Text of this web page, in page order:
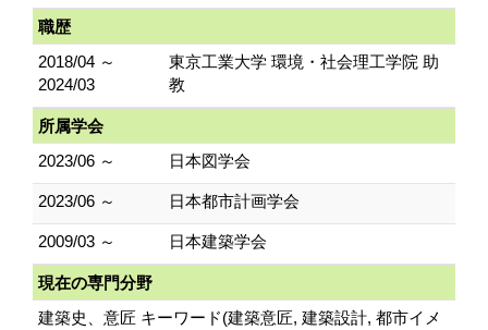
職歴
2018/04 ～
2024/03
東京工業大学 環境・社会理工学院 助
教
所属学会
2023/06 ～
日本図学会
2023/06 ～ 日本都市計画学会
2009/03 ～ 日本建築学会
現在の専門分野
建築史、意匠 キーワード(建築意匠, 建築設計, 都市イメ